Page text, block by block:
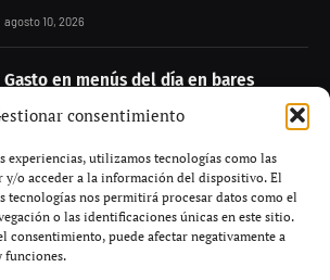
consentimiento
experiencias, utilizamos tecnologías como las
y/o acceder a la información del dispositivo. El
tecnologías nos permitirá procesar datos como el
o las identificaciones únicas en este sitio.
consentimiento, puede afectar negativamente a
funciones.
agosto 10, 2026
Gasto en menús del día en bares
españoles cae un 48% desde 2018
Despido procedente de sindicalista por
uso indebido de crédito horario en
Galicia